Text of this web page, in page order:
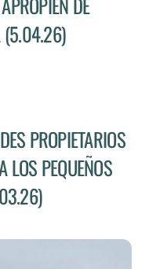
(5.04.26)
PROPIETARIOS
LOS PEQUEÑOS